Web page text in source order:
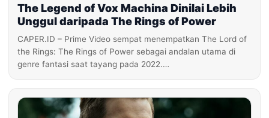
The Legend of Vox Machina Dinilai Lebih
Unggul daripada The Rings of Power
CAPER.ID – Prime Video sempat menempatkan The Lord of
the Rings: The Rings of Power sebagai andalan utama di
genre fantasi saat tayang pada 2022.…